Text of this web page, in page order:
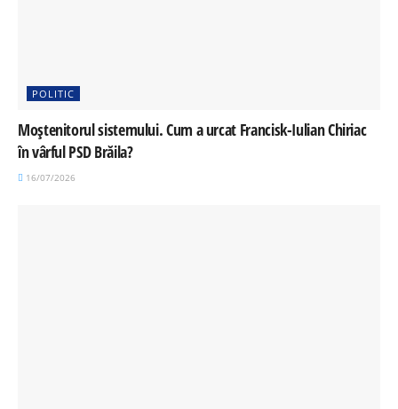
POLITIC
Moștenitorul sistemului. Cum a urcat Francisk-Iulian Chiriac
în vârful PSD Brăila?
16/07/2026